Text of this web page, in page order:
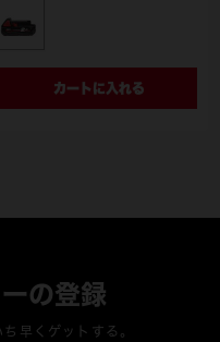
型番M18 B2 JP
カートに入れる
の登録
早くゲットする。